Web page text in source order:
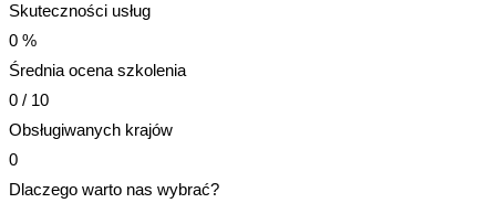
Skuteczności usług
0 %
Średnia ocena szkolenia
0 / 10
Obsługiwanych krajów
0
Dlaczego warto nas wybrać?